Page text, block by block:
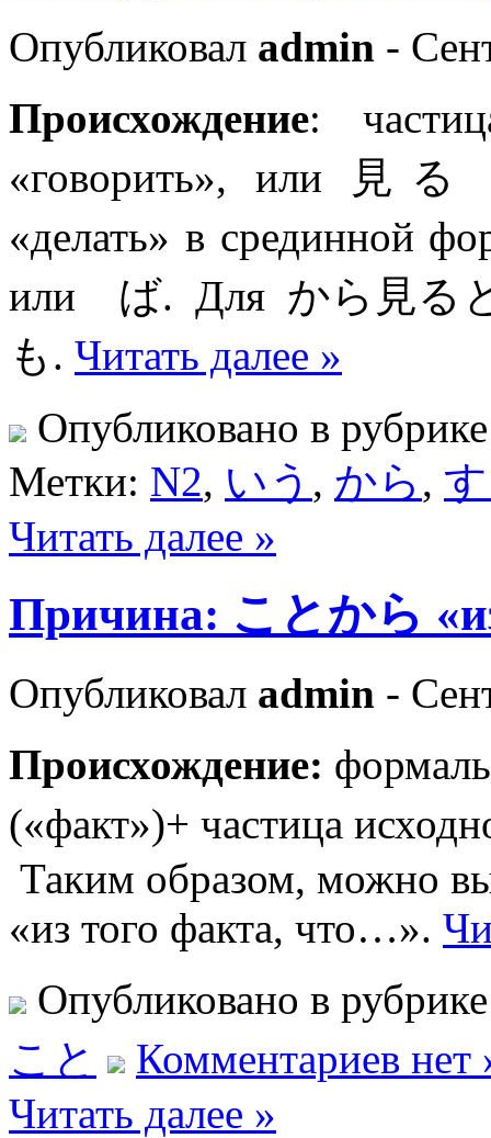
Опубликовал admin -
Происхождение:
«говорить», или 見
«делать» в срединной
или ば. Для から見ると
も. Читать далее »
Опубликовано в
Метки: N2, いう , から ,
Читать далее »
Причина: ことから
Опубликовал admin -
Происхождение:
(«факт»)+ частица
Таким образом, можно
«из того факта, что…».
Опубликовано в
こと
Комментариев нет
Читать далее »